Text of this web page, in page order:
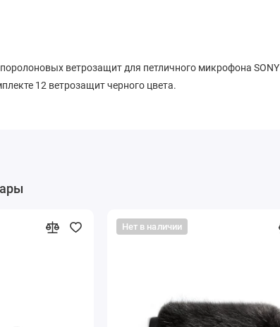
поролоновых ветрозащит для петличного микрофона
12 ветрозащит черного цвета.
Нет в наличии